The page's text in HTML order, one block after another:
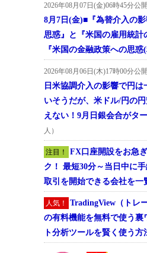
2026年08月07日(金)06時45分公開
8月7日(金)■『為替介入の
思惑』と『米国の雇用統計
『米国の金融政策への思
2026年08月06日(木)17時00分公開
日米協調介入の影響で円
いそうだが、米ドル/円の
えない！9月日銀会合がタ
人）
注目！
FX口座開設をお急
ク！ 最短30分～当日中に
取引を開始できる会社を一
人気！
TradingView（トレ
の有料機能を無料で使う裏
ト分析ツールを賢く使う方